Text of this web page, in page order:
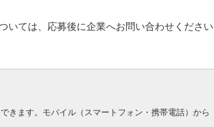
いては、応募後に企業へお問い合わせください
きます。モバイル（スマートフォン・携帯電話）から